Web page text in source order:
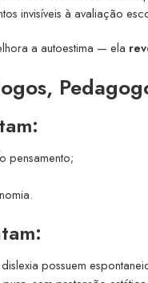
invisíveis à avaliação
a autoestima — ela
pensamento;
possuem